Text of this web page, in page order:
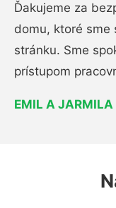
Ďakujeme za
domu, ktoré sme
stránku. Sme
prístupom
EMIL A JARMILA